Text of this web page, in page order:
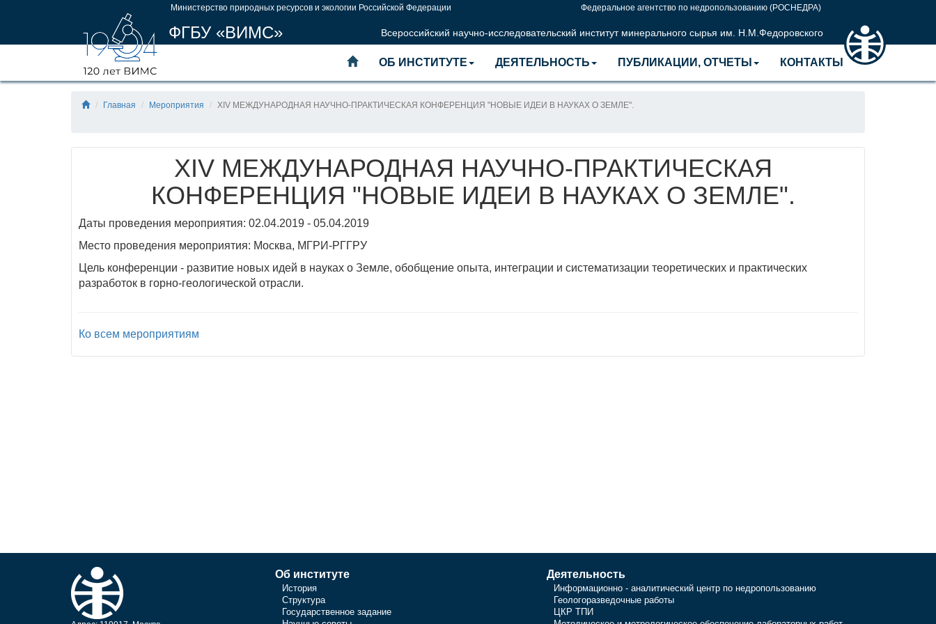
Министерство природных ресурсов и экологии Российской Федерации Федеральное агентство по недропользованию (РОСНЕДРА)
ФГБУ «ВИМС» Всероссийский научно-исследовательский институт минерального сырья им. Н.М.Федоровского
ОБ ИНСТИТУТЕ ДЕЯТЕЛЬНОСТЬ ПУБЛИКАЦИИ, ОТЧЕТЫ КОНТАКТЫ
Главная Мероприятия XIV МЕЖДУНАРОДНАЯ НАУЧНО-ПРАКТИЧЕСКАЯ КОНФЕРЕНЦИЯ "НОВЫЕ ИДЕИ В НАУКАХ О ЗЕМЛЕ".
XIV МЕЖДУНАРОДНАЯ НАУЧНО-ПРАКТИЧЕСКАЯ
КОНФЕРЕНЦИЯ "НОВЫЕ ИДЕИ В НАУКАХ О ЗЕМЛЕ".
Даты проведения мероприятия: 02.04.2019 - 05.04.2019
Место проведения мероприятия: Москва, МГРИ-РГГРУ
Цель конференции - развитие новых идей в науках о Земле, обобщение опыта, интеграции и систематизации теоретических и практических
разработок в горно-геологической отрасли.
Ко всем мероприятиям
Об институте
История
Структура
Государственное задание
Деятельность
Информационно - аналитический центр по недропользованию
Геологоразведочные работы
ЦКР ТПИ